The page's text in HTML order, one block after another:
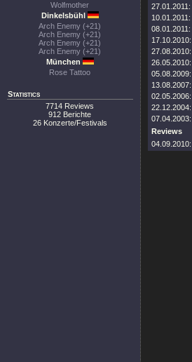
Wolfmother
Dinkelsbühl
Arch Enemy (+21)
Arch Enemy (+21)
Arch Enemy (+21)
Arch Enemy (+21)
München
Rose Tattoo
Statistics
7714 Reviews
912 Berichte
26 Konzerte/Festivals
27.01.2011:
10.01.2011:
08.01.2011:
17.10.2010:
27.08.2010:
26.05.2010:
05.08.2009:
13.08.2007:
02.05.2006:
22.12.2004:
07.04.2003:
Reviews
04.09.2010: